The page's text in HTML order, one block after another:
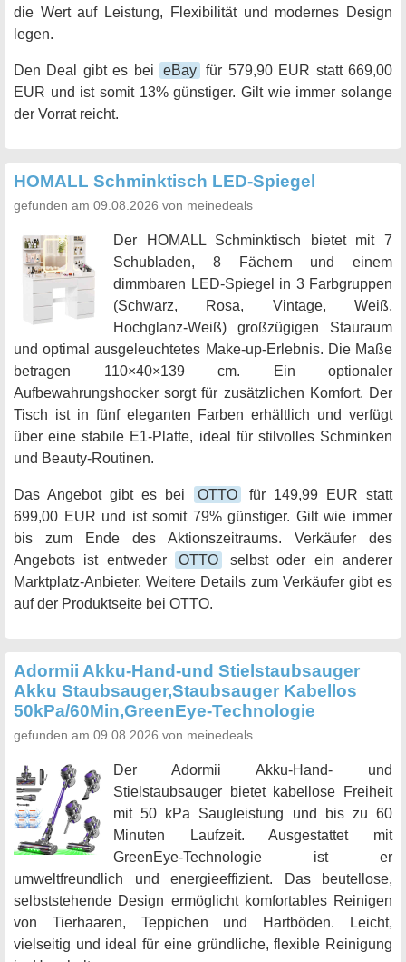
die Wert auf Leistung, Flexibilität und modernes Design
legen.
Den Deal gibt es bei eBay für 579,90 EUR statt 669,00
EUR und ist somit 13% günstiger. Gilt wie immer solange
der Vorrat reicht.
HOMALL Schminktisch LED-Spiegel
gefunden am 09.08.2026 von meinedeals
Der HOMALL Schminktisch bietet mit 7
Schubladen, 8 Fächern und einem
dimmbaren LED-Spiegel in 3 Farbgruppen
(Schwarz, Rosa, Vintage, Weiß,
Hochglanz-Weiß) großzügigen Stauraum
und optimal ausgeleuchtetes Make-up-Erlebnis. Die Maße
betragen 110×40×139 cm. Ein optionaler
Aufbewahrungshocker sorgt für zusätzlichen Komfort. Der
Tisch ist in fünf eleganten Farben erhältlich und verfügt
über eine stabile E1-Platte, ideal für stilvolles Schminken
und Beauty-Routinen.
Das Angebot gibt es bei OTTO
für 149,99 EUR statt
699,00 EUR und ist somit 79% günstiger. Gilt wie immer
bis zum Ende des Aktionszeitraums. Verkäufer des
Angebots ist entweder
OTTO
selbst oder ein anderer
Marktplatz-Anbieter. Weitere Details zum Verkäufer gibt es
auf der Produktseite bei OTTO.
Adormii Akku-Hand-und Stielstaubsauger
Akku Staubsauger,Staubsauger Kabellos
50kPa/60Min,GreenEye-Technologie
gefunden am 09.08.2026 von meinedeals
Der Adormii Akku-Hand- und
Stielstaubsauger bietet kabellose Freiheit
mit 50 kPa Saugleistung und bis zu 60
Minuten Laufzeit. Ausgestattet mit
GreenEye-Technologie ist er
umweltfreundlich und energieeffizient. Das beutellose,
selbststehende Design ermöglicht komfortables Reinigen
von Tierhaaren, Teppichen und Hartböden. Leicht,
vielseitig und ideal für eine gründliche, flexible Reinigung